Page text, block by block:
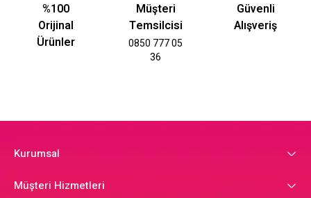
%100
Orijinal
Ürünler
Müşteri
Temsilcisi
0850 777 05
36
Güvenli
Alışveriş
Kurumsal
Müşteri Hizmetleri